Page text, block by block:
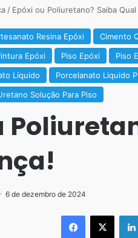
/ Epóxi ou Poliuretano? Saiba
Resina Epóxi Cimento
Epóxi Piso Epóxi
Piso
Líquido Porcelanato Liquido
Solução Para Piso
6 de dezembro de 2024
Facebook
X